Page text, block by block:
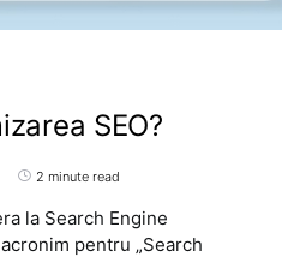
SEO?
2 minute read
la Search Engine
pentru „Search